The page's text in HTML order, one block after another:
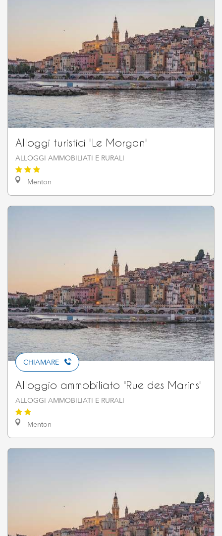
Alloggi turistici "Le Morgan"
ALLOGGI AMMOBILIATI E RURALI
Menton
CHIAMARE
Alloggio ammobiliato "Rue des Marins"
ALLOGGI AMMOBILIATI E RURALI
Menton